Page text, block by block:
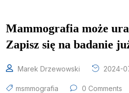
Mammografia może
Zapisz się na badanie
Marek Drzewowski 2024-
msmmografia 0 Comments